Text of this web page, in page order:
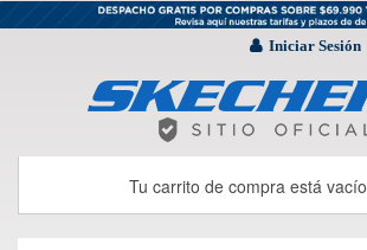
Iniciar Sesión
Tu carrito de compra está vacío